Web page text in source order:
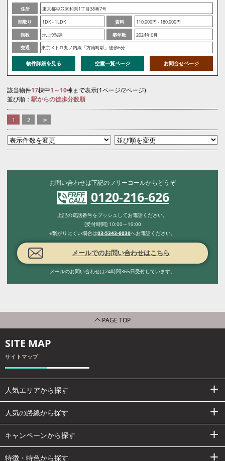
住所
東京都杉並区和泉1丁目38番7号
間取り
1DK - 1LDK 賃料
110,000円 - 180,000円
階数
地上9階建 築年数
2024年6月
交通
東京メトロ丸ノ内線「方南町駅」徒歩6分
物件詳細を見る 空室一覧ページ お問合せページ
該当物件17棟中1～10棟まで表示(1ページ/2ページ)
並び順：駅からの徒歩分数順
1 2 >>
お問い合わせは下記のフリーコールからどうぞ
0120-216-626
上記の電話番号をプッシュしてお電話ください。
[受付時間] 10:00～19:00
※繋がりにくい場合は03-5343-6030へお電話ください。
メールでのお問い合わせはこちら
メールのお問い合わせは24時間365日受付しています。
PAGE TOP
SITE MAP
サイトマップ
人気エリアから探す
人気の路線から探す
キャンペーンから探す
特徴・特色から探す